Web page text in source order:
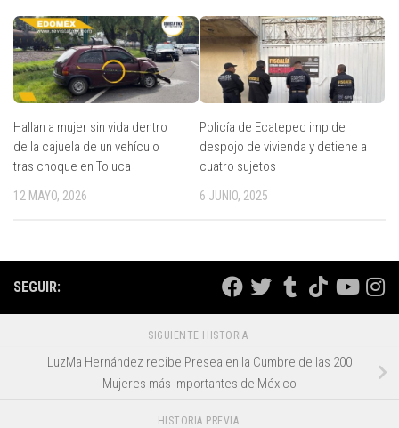
Hallan a mujer sin vida dentro
de la cajuela de un vehículo
tras choque en Toluca
12 MAYO, 2026
Policía de Ecatepec impide
despojo de vivienda y detiene a
cuatro sujetos
6 JUNIO, 2025
SEGUIR:
SIGUIENTE HISTORIA
LuzMa Hernández recibe Presea en la Cumbre de las 200
Mujeres más Importantes de México
HISTORIA PREVIA